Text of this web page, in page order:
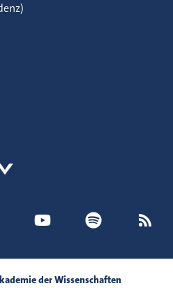
der Wissenschaften